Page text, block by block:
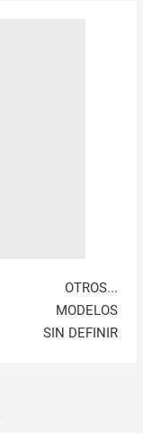
OTROS...
MODELOS
SIN DEFINIR